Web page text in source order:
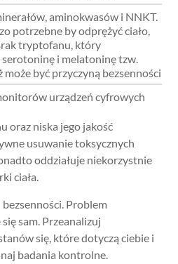
aminokwasów i NNKT.
potrzebne by odprężyć ciało,
tryptofanu, który
serotoninę i melatoninę tzw.
być przyczyną bezsenności
urządzeń cyfrowych
oraz niska jego jakość
usuwanie toksycznych
oddziałuje niekorzystnie
ciała.
Problem
sam. Przeanalizuj
się, które dotyczą ciebie i
badania kontrolne.